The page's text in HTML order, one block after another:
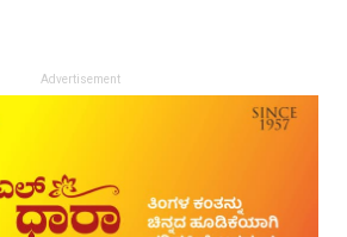
Advertisement